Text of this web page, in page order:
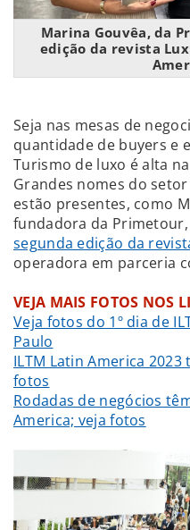
Marina Gouvêa, da
edição da revista
Seja nas mesas de
quantidade de buyers e
Turismo de luxo é alta
Grandes nomes do
estão presentes, como
fundadora da
segunda edição da
operadora em parceria
VEJA MAIS FOTOS NOS
Veja fotos do 1º dia de
Paulo
ILTM Latin America
fotos
Rodadas de negócios
America; veja fotos